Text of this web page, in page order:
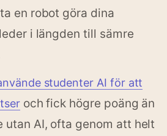
en robot göra dina
i längden till sämre
studenter AI för att
och fick högre poäng än
utan AI, ofta genom att helt